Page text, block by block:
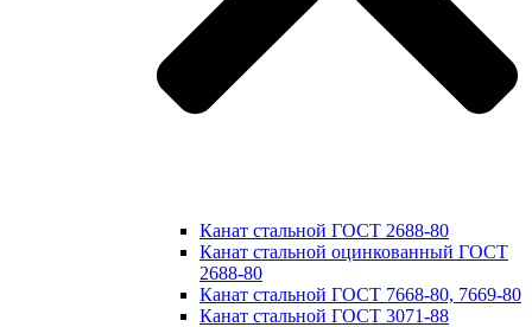
Канат стальной ГОСТ 2688-80
Канат стальной оцинкованный ГОСТ
2688-80
Канат стальной ГОСТ 7668-80, 7669-80
Канат стальной ГОСТ 3071-88